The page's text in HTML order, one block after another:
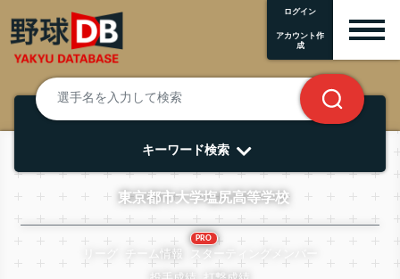
ログイン
アカウント作
成
キーワード検索
東京都市大学塩尻高等学校
チーム情報
PRO
スターティングメンバー